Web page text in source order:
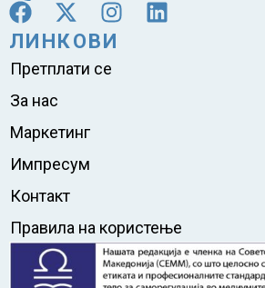
ЛИНКОВИ
Претплати се
За нас
Маркетинг
Импресум
Контакт
Правила на користење